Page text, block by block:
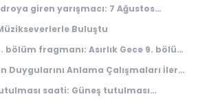
giren yarışmacı: 7 Ağustos
Buluştu
bölüm fragmanı: Asırlık Gece 9. bölüm
Duygularını Anlama Çalışmaları İleri
saati: Güneş tutulması